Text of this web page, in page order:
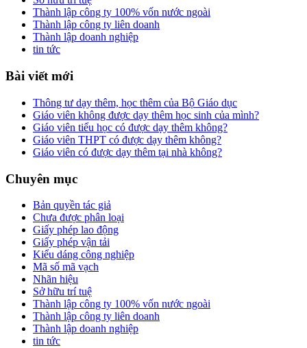
Thành lập công ty 100% vốn nước ngoài
Thành lập công ty liên doanh
Thành lập doanh nghiệp
tin tức
Bài viết mới
Thông tư dạy thêm, học thêm của Bộ Giáo dục
Giáo viên không được dạy thêm học sinh của mình?
Giáo viên tiểu học có được dạy thêm không?
Giáo viên THPT có được dạy thêm không?
Giáo viên có được dạy thêm tại nhà không?
Chuyên mục
Bản quyền tác giả
Chưa được phân loại
Giấy phép lao động
Giấy phép vận tải
Kiểu dáng công nghiệp
Mã số mã vạch
Nhãn hiệu
Sở hữu trí tuệ
Thành lập công ty 100% vốn nước ngoài
Thành lập công ty liên doanh
Thành lập doanh nghiệp
tin tức